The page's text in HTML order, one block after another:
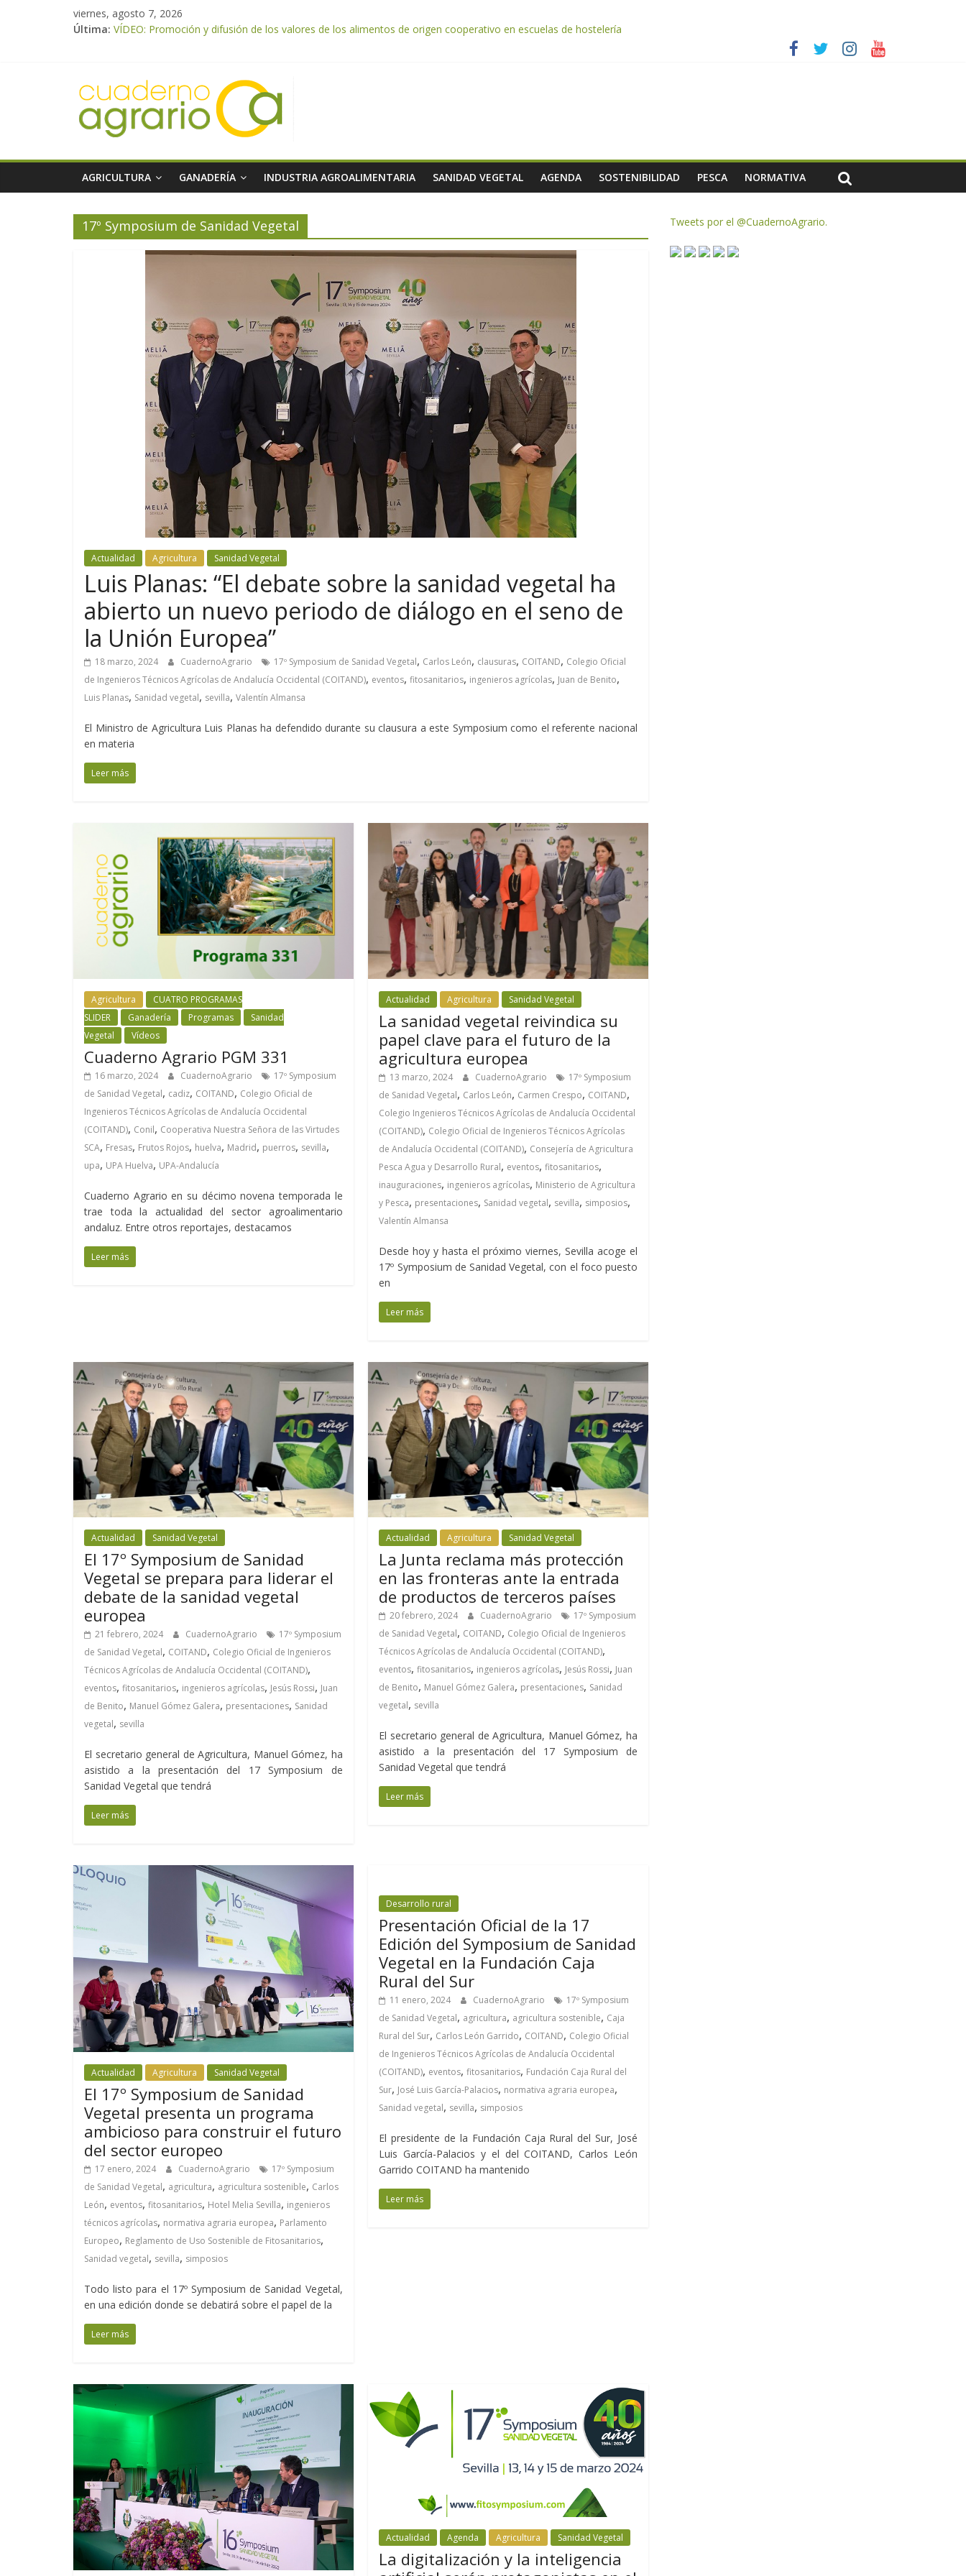
viernes, agosto 7, 2026
Última: VÍDEO: Promoción y difusión de los valores de los alimentos de origen cooperativo en escuelas de hostelería
El Ministerio de Agricultura, Pesca y Alimentación impulsa un nuevo protocolo de certificación del ibérico para reforzar la seguridad y la transparencia del sector
ASAJA Almería: las primeras recolecciones de almendra confirman una cosecha desigual marcada por las inclemencias meteorológicas y la incertidumbre en los precios
El Ministerio de Agricultura, Pesca y Alimentación autoriza el pago de 85 millones adicionales de ayudas de la PAC de remanentes disponibles
AGRICULTURA GANADERÍA INDUSTRIA AGROALIMENTARIA SANIDAD VEGETAL AGENDA SOSTENIBILIDAD PESCA NORMATIVA
17º Symposium de Sanidad Vegetal
Actualidad Agricultura Sanidad Vegetal
Luis Planas: “El debate sobre la sanidad vegetal ha
abierto un nuevo periodo de diálogo en el seno de
la Unión Europea”
18 marzo, 2024 CuadernoAgrario 17º Symposium de Sanidad Vegetal, Carlos León, clausuras, COITAND, Colegio Oficial
de Ingenieros Técnicos Agrícolas de Andalucía Occidental (COITAND), eventos, fitosanitarios, ingenieros agrícolas, Juan de Benito,
Luis Planas, Sanidad vegetal, sevilla, Valentín Almansa
El Ministro de Agricultura Luis Planas ha defendido durante su clausura a este Symposium como el referente nacional
en materia
Leer más
Agricultura
CUATRO PROGRAMAS
SLIDER
Ganadería Programas
Sanidad
Vegetal
Vídeos
Cuaderno Agrario PGM 331
16 marzo, 2024 CuadernoAgrario
17º Symposium
de Sanidad Vegetal, cadiz, COITAND, Colegio Oficial de
Ingenieros Técnicos Agrícolas de Andalucía Occidental
(COITAND), Conil, Cooperativa Nuestra Señora de las Virtudes
SCA, Fresas, Frutos Rojos, huelva, Madrid, puerros, sevilla,
upa, UPA Huelva, UPA-Andalucía
Cuaderno Agrario en su décimo novena temporada le
trae toda la actualidad del sector agroalimentario
andaluz. Entre otros reportajes, destacamos
Leer más
Actualidad Agricultura Sanidad Vegetal
La sanidad vegetal reivindica su
papel clave para el futuro de la
agricultura europea
13 marzo, 2024 CuadernoAgrario
17º Symposium
de Sanidad Vegetal, Carlos León, Carmen Crespo, COITAND,
Colegio Ingenieros Técnicos Agrícolas de Andalucía Occidental
(COITAND), Colegio Oficial de Ingenieros Técnicos Agrícolas
de Andalucía Occidental (COITAND), Consejería de Agricultura
Pesca Agua y Desarrollo Rural, eventos,fitosanitarios,
inauguraciones, ingenieros agrícolas, Ministerio de Agricultura
y Pesca, presentaciones, Sanidad vegetal, sevilla, simposios,
Valentín Almansa
Desde hoy y hasta el próximo viernes, Sevilla acoge el
17º Symposium de Sanidad Vegetal, con el foco puesto
en
Leer más
Actualidad Sanidad Vegetal
El 17º Symposium de Sanidad
Vegetal se prepara para liderar el
debate de la sanidad vegetal
europea
21 febrero, 2024 CuadernoAgrario
17º Symposium
de Sanidad Vegetal, COITAND, Colegio Oficial de Ingenieros
Técnicos Agrícolas de Andalucía Occidental (COITAND),
eventos, fitosanitarios, ingenieros agrícolas, Jesús Rossi, Juan
de Benito, Manuel Gómez Galera, presentaciones, Sanidad
vegetal, sevilla
El secretario general de Agricultura, Manuel Gómez, ha
asistido a la presentación del 17 Symposium de
Sanidad Vegetal que tendrá
Leer más
Actualidad Agricultura Sanidad Vegetal
La Junta reclama más protección
en las fronteras ante la entrada
de productos de terceros países
20 febrero, 2024 CuadernoAgrario
17º Symposium
de Sanidad Vegetal, COITAND, Colegio Oficial de Ingenieros
Técnicos Agrícolas de Andalucía Occidental (COITAND),
eventos,fitosanitarios, ingenieros agrícolas, Jesús Rossi, Juan
de Benito, Manuel Gómez Galera, presentaciones, Sanidad
vegetal, sevilla
El secretario general de Agricultura, Manuel Gómez, ha
asistido a la presentación del 17 Symposium de
Sanidad Vegetal que tendrá
Leer más
Actualidad Agricultura Sanidad Vegetal
El 17º Symposium de Sanidad
Vegetal presenta un programa
ambicioso para construir el futuro
del sector europeo
17 enero, 2024 CuadernoAgrario
17º Symposium
de Sanidad Vegetal, agricultura, agricultura sostenible, Carlos
León, eventos, fitosanitarios, Hotel Melia Sevilla, ingenieros
técnicos agrícolas, normativa agraria europea, Parlamento
Europeo, Reglamento de Uso Sostenible de Fitosanitarios,
Sanidad vegetal, sevilla, simposios
Todo listo para el 17º Symposium de Sanidad Vegetal,
en una edición donde se debatirá sobre el papel de la
Leer más
Desarrollo rural
Presentación Oficial de la 17
Edición del Symposium de Sanidad
Vegetal en la Fundación Caja
Rural del Sur
11 enero, 2024 CuadernoAgrario
17º Symposium
de Sanidad Vegetal, agricultura, agricultura sostenible, Caja
Rural del Sur, Carlos León Garrido, COITAND, Colegio Oficial
de Ingenieros Técnicos Agrícolas de Andalucía Occidental
(COITAND), eventos,fitosanitarios, Fundación Caja Rural del
Sur, José Luis García-Palacios, normativa agraria europea,
Sanidad vegetal, sevilla, simposios
El presidente de la Fundación Caja Rural del Sur, José
Luis García-Palacios y el del COITAND, Carlos León
Garrido COITAND ha mantenido
Leer más
Actualidad Agenda Agricultura Sanidad Vegetal
La digitalización y la inteligencia
Tweets por el @CuadernoAgrario.